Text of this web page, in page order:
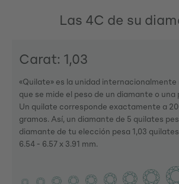
Las 4C de su
Carat: 1,03
«Quilate» es la unidad
que se mide el peso de un diamante o una
Un quilate corresponde exactamente a
gramos. Así, un diamante de 5 quilates
diamante de tu elección pesa 1,03
6.54 - 6.57 x 3.91 mm.